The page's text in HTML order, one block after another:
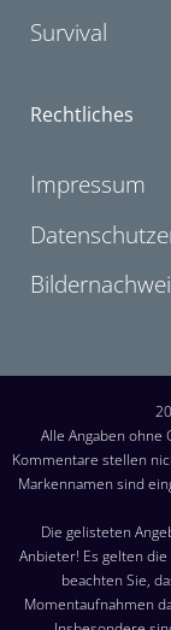
Survival
Rechtliches
Impressum
Alle Angaben
Kommentare stellen
Markennamen sind
Die gelisteten
Anbieter! Es gelten
beachten Sie,
Momentaufnahmen